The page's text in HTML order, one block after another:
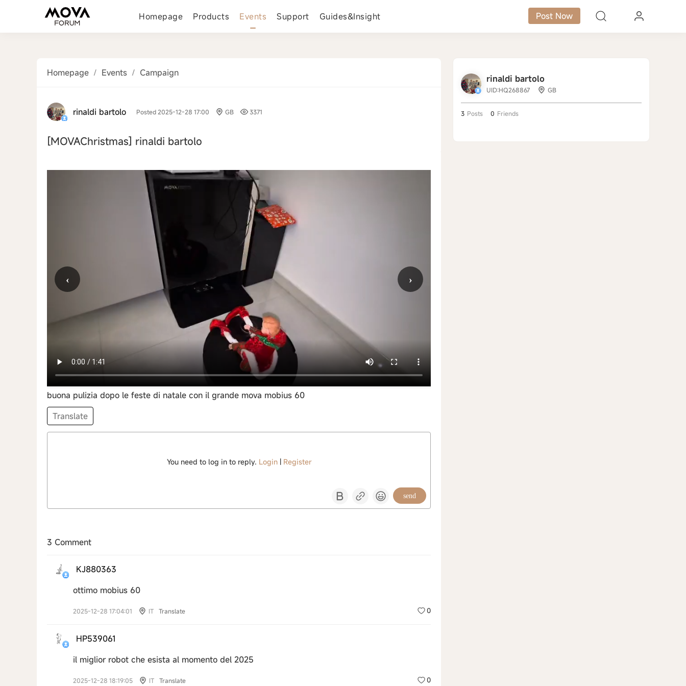
Homepage Products Events Support Guides&Insight Post Now
Homepage / Events / Campaign
rinaldi bartolo Posted 2025-12-28 17:00 GB 3371
[MOVAChristmas] rinaldi bartolo
‹ ›
buona pulizia dopo le feste di natale con il grande mova mobius 60
Translate
You need to log in to reply. Login| Register
send
3 Comment
KJ880363
ottimo mobius 60
0
2025-12-28 17:04:01 IT Translate
HP539061
il miglior robot che esista al momento del 2025
0
2025-12-28 18:19:05 IT Translate
rinaldi bartolo
UID:HQ268867 GB
3 Posts 0 Friends